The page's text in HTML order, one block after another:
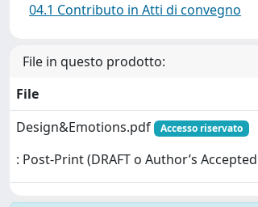
04.1 Contributo in Atti di convegno
File in questo prodotto:
File
Design&Emotions.pdf
Accesso riservato
: Post-Print (DRAFT o Author’s